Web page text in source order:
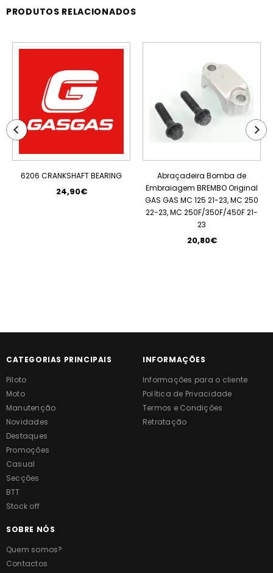
PRODUTOS RELACIONADOS
ESGOTADO
6206 CRANKSHAFT BEARING
24,90€
Abraçadeira Bomba de
Embraiagem BREMBO Original
GAS GAS MC 125 21-23, MC 250
22-23, MC 250F/350F/450F 21-
23
20,80€
CATEGORIAS PRINCIPAIS
Piloto
Moto
Manutenção
Novidades
Destaques
Promoções
Casual
Secções
BTT
Stock off
INFORMAÇÕES
Informações para o cliente
Política de Privacidade
Termos e Condições
Retratação
SOBRE NÓS
Quem somos?
Contactos